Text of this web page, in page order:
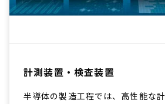
計測装置・検査装置
半導体の製造工程では、高性能な